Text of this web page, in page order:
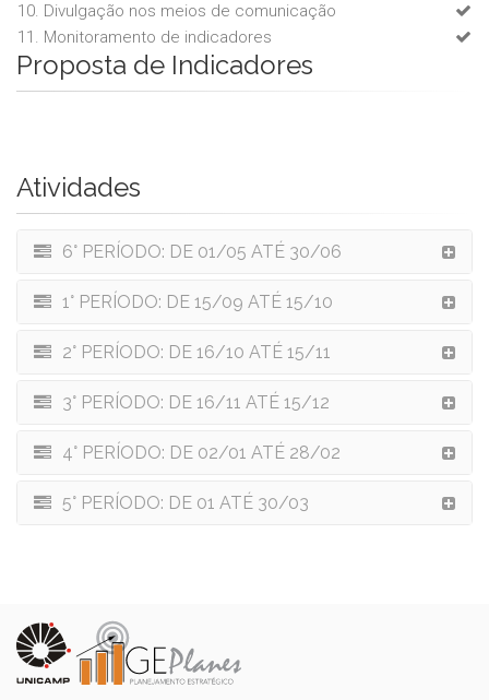
10. Divulgação nos meios de comunicação
11. Monitoramento de indicadores
Proposta de Indicadores
Atividades
6° PERÍODO: DE 01/05 ATÉ 30/06
1° PERÍODO: DE 15/09 ATÉ 15/10
2° PERÍODO: DE 16/10 ATÉ 15/11
3° PERÍODO: DE 16/11 ATÉ 15/12
4° PERÍODO: DE 02/01 ATÉ 28/02
5° PERÍODO: DE 01 ATÉ 30/03